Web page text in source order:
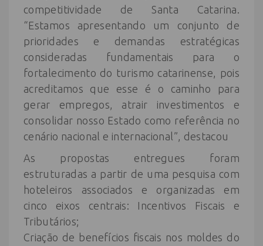
competitividade de Santa Catarina.
“Estamos apresentando um conjunto de
prioridades e demandas estratégicas
consideradas fundamentais para o
fortalecimento do turismo catarinense, pois
acreditamos que esse é o caminho para
gerar empregos, atrair investimentos e
consolidar nosso Estado como referência no
cenário nacional e internacional”, destacou
As propostas entregues foram
estruturadas a partir de uma pesquisa com
hoteleiros associados e organizadas em
cinco eixos centrais: Incentivos Fiscais e
Tributários;
Criação de benefícios fiscais nos moldes do